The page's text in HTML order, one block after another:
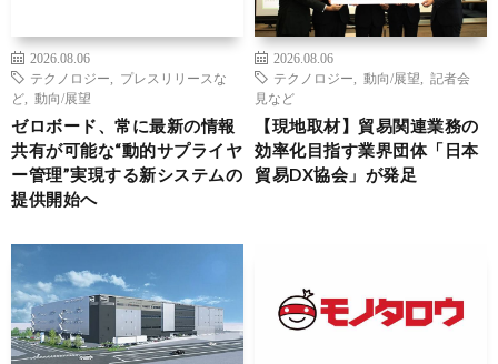
2026.08.06
テクノロジー
プレスリリースな
ど
動向/展望
ゼロボード、常に最新の情報
共有が可能な“動的サプライヤ
ー管理”実現する新システムの
提供開始へ
2026.08.06
テクノロジー
動向/展望
記者会
見など
【現地取材】貿易関連業務の
効率化目指す業界団体「日本
貿易DX協会」が発足